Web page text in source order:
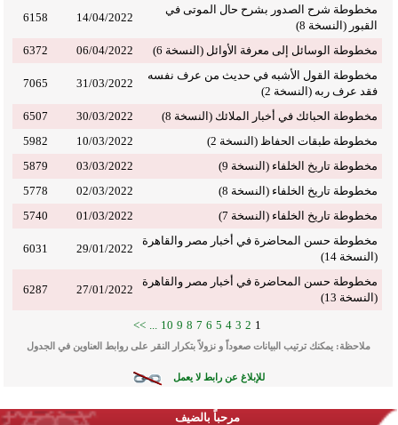
مخطوطة شرح الصدور بشرح حال الموتى في
القبور (النسخة 8)
14/04/2022
6158
مخطوطة الوسائل إلى معرفة الأوائل (النسخة 6) 06/04/2022
6372
مخطوطة القول الأشبه في حديث من عرف نفسه
فقد عرف ربه (النسخة 2)
31/03/2022
7065
مخطوطة الحبائك في أخبار الملائك (النسخة 8) 30/03/2022
6507
مخطوطة طبقات الحفاظ (النسخة 2)
10/03/2022
5982
مخطوطة تاريخ الخلفاء (النسخة 9)
03/03/2022
5879
مخطوطة تاريخ الخلفاء (النسخة 8)
02/03/2022
5778
مخطوطة تاريخ الخلفاء (النسخة 7)
01/03/2022
5740
مخطوطة حسن المحاضرة في أخبار مصر والقاهرة
(النسخة 14)
29/01/2022
6031
مخطوطة حسن المحاضرة في أخبار مصر والقاهرة
(النسخة 13)
27/01/2022
6287
1
2
3
4
5
6
7
8
9
10
...
>>
ملاحظة: يمكنك ترتيب البيانات صعوداً و نزولاً بتكرار النقر على روابط العناوين في الجدول
للإبلاغ عن رابط لا يعمل
مرحباً بالضيف